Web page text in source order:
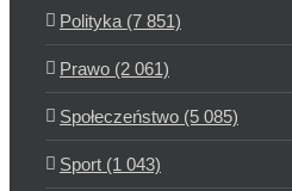
Polityka (7 851)
Prawo (2 061)
Społeczeństwo (5 085)
Sport (1 043)